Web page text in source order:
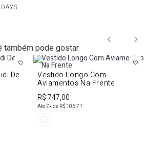
também pode gostar
De Vestido Longo Com
Aviamentos Na Frente
R$ 747,00
Até7x de R$ 106,71